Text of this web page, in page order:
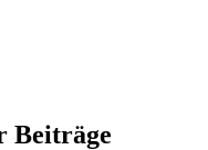
Beiträge